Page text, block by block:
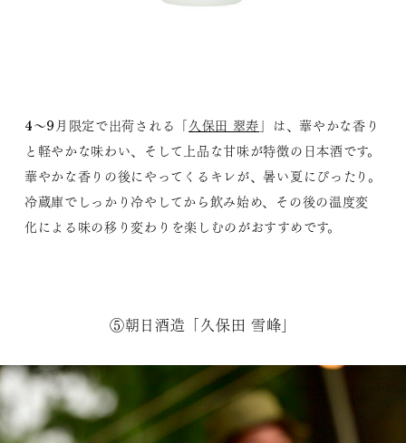
4～9月限定で出荷される「久保田 翠寿 」は、華やかな香り
と軽やかな味わい、そして上品な甘味が特徴の日本酒です。
華やかな香りの後にやってくるキレが、暑い夏にぴったり。
冷蔵庫でしっかり冷やしてから飲み始め、その後の温度変
化による味の移り変わりを楽しむのがおすすめです。
⑤朝日酒造「久保田 雪峰」